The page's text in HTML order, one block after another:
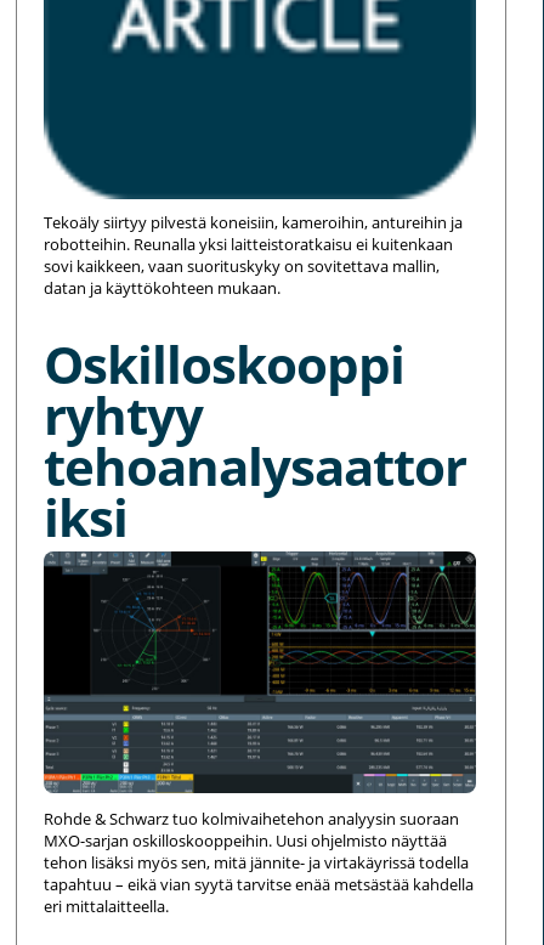
Tekoäly siirtyy pilvestä koneisiin, kameroihin, antureihin ja
robotteihin. Reunalla yksi laitteistoratkaisu ei kuitenkaan
sovi kaikkeen, vaan suorituskyky on sovitettava mallin,
datan ja käyttökohteen mukaan.
Oskilloskooppi
ryhtyy
tehoanalysaattor
iksi
Rohde & Schwarz tuo kolmivaihetehon analyysin suoraan
MXO-sarjan oskilloskooppeihin. Uusi ohjelmisto näyttää
tehon lisäksi myös sen, mitä jännite- ja virtakäyrissä todella
tapahtuu – eikä vian syytä tarvitse enää metsästää kahdella
eri mittalaitteella.